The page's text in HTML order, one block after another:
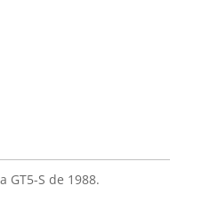
GT5-S de 1988.